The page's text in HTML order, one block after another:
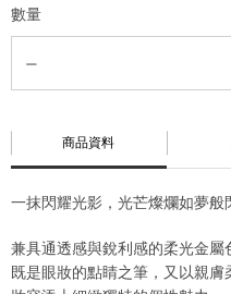
數量
商品資料
一抹閃耀光影，光芒燦爛如夢般
兼具通透感與銳利感的柔光金屬
既是眼妝的點睛之筆，又以親